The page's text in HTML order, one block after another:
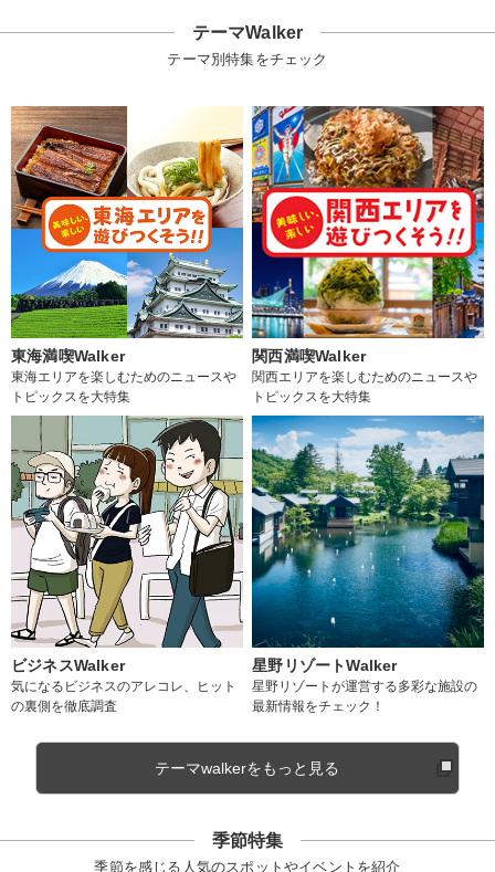
テーマWalker
テーマ別特集をチェック
東海満喫Walker
東海エリアを楽しむためのニュースや
トピックスを大特集
関西満喫Walker
関西エリアを楽しむためのニュースや
トピックスを大特集
ビジネスWalker
気になるビジネスのアレコレ、ヒット
の裏側を徹底調査
星野リゾートWalker
星野リゾートが運営する多彩な施設の
最新情報をチェック！
テーマwalkerをもっと見る
季節特集
季節を感じる人気のスポットやイベントを紹介